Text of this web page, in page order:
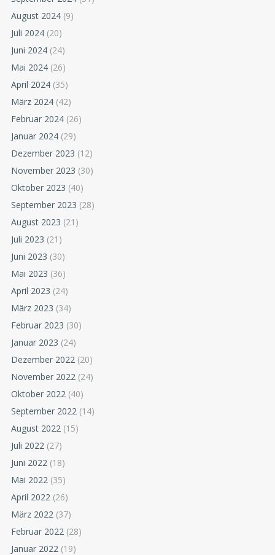
August 2024 (9)
Juli 2024 (20)
Juni 2024 (24)
Mai 2024 (26)
April 2024 (35)
März 2024 (42)
Februar 2024 (26)
Januar 2024 (29)
Dezember 2023 (12)
November 2023 (30)
Oktober 2023 (40)
September 2023 (28)
August 2023 (21)
Juli 2023 (21)
Juni 2023 (30)
Mai 2023 (36)
April 2023 (24)
März 2023 (34)
Februar 2023 (30)
Januar 2023 (24)
Dezember 2022 (20)
November 2022 (24)
Oktober 2022 (40)
September 2022 (14)
August 2022 (15)
Juli 2022 (27)
Juni 2022 (18)
Mai 2022 (35)
April 2022 (26)
März 2022 (37)
Februar 2022 (28)
Januar 2022 (19)